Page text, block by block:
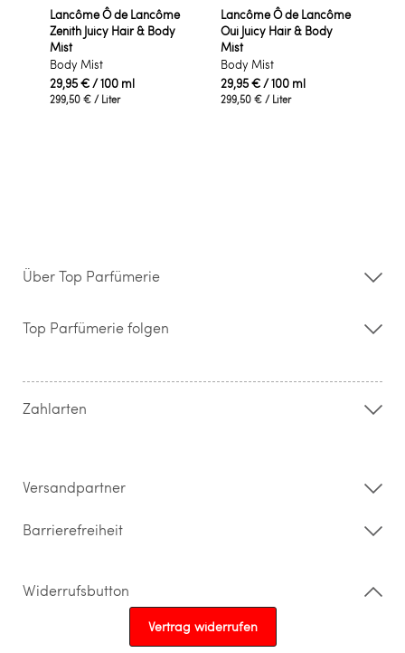
Lancôme Ô de Lancôme
Zenith Juicy Hair & Body
Mist
Body Mist
29,95 €/ 100 ml
299,50 € / Liter
Lancôme Ô de Lancôme
Oui Juicy Hair & Body
Mist
Body Mist
29,95 €/ 100 ml
299,50 € / Liter
Über Top Parfümerie
Storefinder
Kontakt
Widerrufsrecht & Rückgabebedingungen
Top Parfümerie folgen
Zahlarten
Versandpartner
Barrierefreiheit
Widerrufsbutton
Vertrag widerrufen